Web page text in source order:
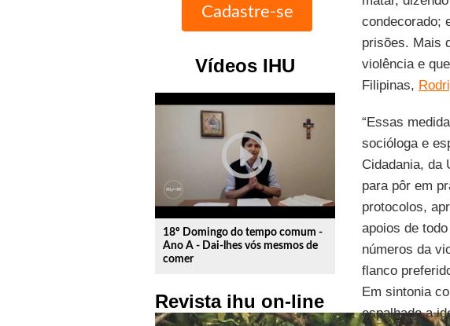
Vídeos IHU
play_circle_outline
18º Domingo do tempo comum -
Ano A - Dai-lhes vós mesmos de
comer
Revista ihu on-line
condecorado;
prisões. Mais
violência e que
Filipinas,
“Essas
socióloga e
Cidadania, da
para pôr em
protocolos,
apoios de
números da
flanco
Em sintonia
espalhado a